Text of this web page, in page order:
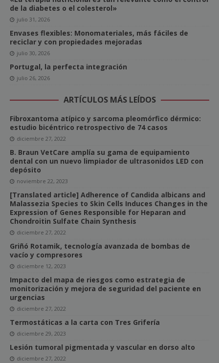
de la diabetes o el colesterol»
julio 31, 2026
Envases flexibles: Monomateriales, más fáciles de
reciclar y con propiedades mejoradas
julio 30, 2026
Portugal, la perfecta integración
julio 26, 2026
ARTÍCULOS MÁS LEÍDOS
Fibroxantoma atípico y sarcoma pleomórfico dérmico:
estudio bicéntrico retrospectivo de 74 casos
diciembre 27, 2022
B. Braun VetCare amplía su gama de equipamiento
dental con un nuevo limpiador de ultrasonidos LED con
depósito
noviembre 22, 2023
[Translated article] Adherence of Candida albicans and
Malassezia Species to Skin Cells Induces Changes in the
Expression of Genes Responsible for Heparan and
Chondroitin Sulfate Chain Synthesis
diciembre 27, 2022
Griñó Rotamik, tecnología avanzada de bombas de
vacío y compresores
diciembre 12, 2023
Impacto del mapa de riesgos como estrategia de
monitorización y mejora de seguridad del paciente en
urgencias
diciembre 27, 2022
Termostáticas a la carta con Tres Grifería
diciembre 29, 2023
Lesión tumoral pigmentada y vascular en dorso alto
diciembre 27, 2022